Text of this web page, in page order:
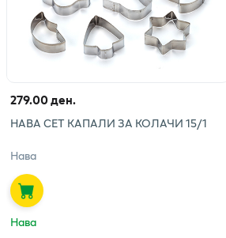
279.00 ден.
НАВА СЕТ КАПАЛИ ЗА КОЛАЧИ 15/1
Нава
Нава